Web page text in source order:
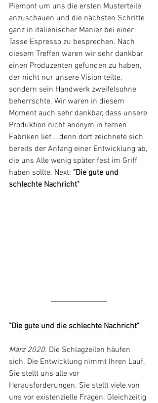
Piemont um uns die ersten Musterteile
anzuschauen und die nächsten Schritte
ganz in italienischer Manier bei einer
Tasse Espresso zu besprechen. Nach
diesem Treffen waren wir sehr dankbar
einen Produzenten gefunden zu haben,
der nicht nur unsere Vision teilte,
sondern sein Handwerk zweifelsohne
beherrschte. Wir waren in diesem
Moment auch sehr dankbar, dass unsere
Produktion nicht anonym in fernen
Fabriken lief... denn dort zeichnete sich
bereits der Anfang einer Entwicklung ab,
die uns Alle wenig später fest im Griff
haben sollte. Next: "Die gute und
schlechte Nachricht"
"Die gute und die schlechte Nachricht"
März 2020. Die Schlagzeilen häufen
sich. Die Entwicklung nimmt Ihren Lauf.
Sie stellt uns alle vor
Herausforderungen. Sie stellt viele von
uns vor existenzielle Fragen. Gleichzeitig